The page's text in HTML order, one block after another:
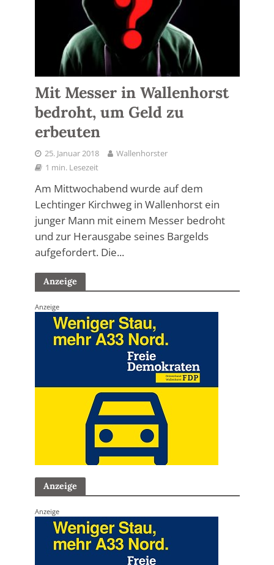
Mit Messer in Wallenhorst
bedroht, um Geld zu
erbeuten
25. Januar 2018
Wallenhorster
1 min. Lesezeit
Am Mittwochabend wurde auf dem
Lechtinger Kirchweg in Wallenhorst ein
junger Mann mit einem Messer bedroht
und zur Herausgabe seines Bargelds
aufgefordert. Die...
Anzeige
Anzeige
Anzeige
Anzeige